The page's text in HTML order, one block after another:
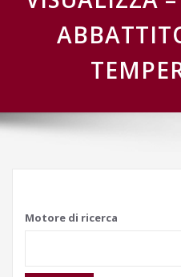
Motore di ricerca